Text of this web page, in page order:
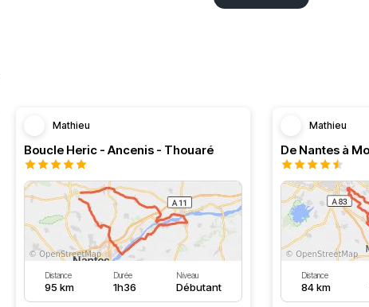
Mathieu
Boucle Heric - Ancenis - Thouaré
Distance
95 km
Durée
1h36
Niveau
Débutant
Mathieu
Distance
84 km